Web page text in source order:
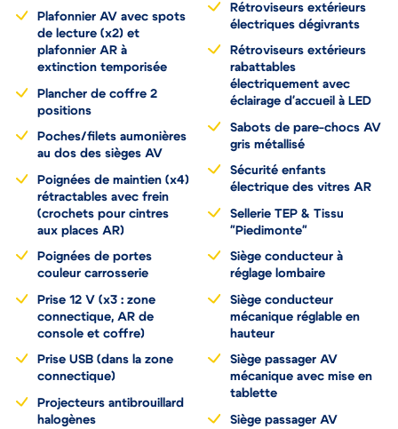
Plafonnier AV avec spots
de lecture (x2) et
plafonnier AR à
extinction temporisée
Plancher de coffre 2
positions
Poches/filets aumonières
au dos des sièges AV
Poignées de maintien (x4)
rétractables avec frein
(crochets pour cintres
aux places AR)
Poignées de portes
couleur carrosserie
Prise 12 V (x3 : zone
connectique, AR de
console et coffre)
Prise USB (dans la zone
connectique)
Projecteurs antibrouillard
halogènes
Rétroviseurs extérieurs
électriques dégivrants
Rétroviseurs extérieurs
rabattables
électriquement avec
éclairage d'accueil à LED
Sabots de pare-chocs AV
gris métallisé
Sécurité enfants
électrique des vitres AR
Sellerie TEP & Tissu
"Piedimonte"
Siège conducteur à
réglage lombaire
Siège conducteur
mécanique réglable en
hauteur
Siège passager AV
mécanique avec mise en
tablette
Siège passager AV